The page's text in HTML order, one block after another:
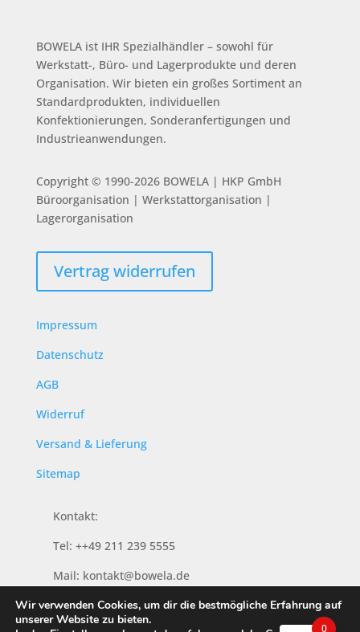
BOWELA ist IHR Spezialhändler – sowohl für
Werkstatt-, Büro- und Lagerprodukte und deren
Organisation. Wir bieten ein großes Sortiment an
Standardprodukten, individuellen
Konfektionierungen, Sonderanfertigungen und
Industrieanwendungen.
Copyright © 1990-2026 BOWELA | HKP GmbH
Büroorganisation | Werkstattorganisation |
Lagerorganisation
Vertrag widerrufen
Impressum
Datenschutz
AGB
Widerruf
Versand & Lieferung
Sitemap
Kontakt:
Tel: ++49 211 239 5555
Mail: kontakt@bowela.de
Wir verwenden Cookies, um dir die bestmögliche Erfahrung auf
unserer Website zu bieten.
0